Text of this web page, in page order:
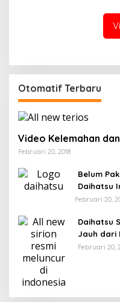
Otomatif Terbaru
Video Kelemahan
Februari 20, 2018
Belum
Daihatsu
Februari 20,
Daihatsu
Jauh dari
Februari 20,